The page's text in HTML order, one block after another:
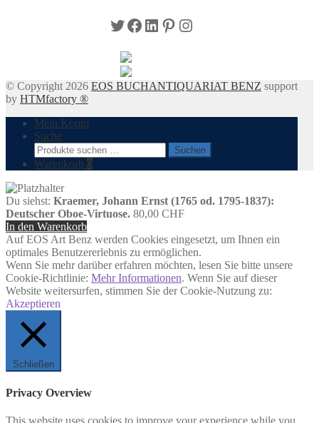
Twitter
Facebook
LinkedIn
Pinterest
Instagram
© Copyright 2026 EOS BUCHANTIQUARIAT BENZ support
by HTMfactory ®
Mein Konto
Suche
Suchen
nach:
Suchen
Warenkorb 0
Du siehst: Kraemer, Johann Ernst (1765 od. 1795-1837):
Deutscher Oboe-Virtuose. 80,00 CHF
In den Warenkorb
Auf EOS Art Benz werden Cookies eingesetzt, um Ihnen ein
optimales Benutzererlebnis zu ermöglichen.
Wenn Sie mehr darüber erfahren möchten, lesen Sie bitte unsere
Cookie-Richtlinie: Mehr Informationen. Wenn Sie auf dieser
Website weitersurfen, stimmen Sie der Cookie-Nutzung zu:
Akzeptieren
Schließen
Privacy Overview